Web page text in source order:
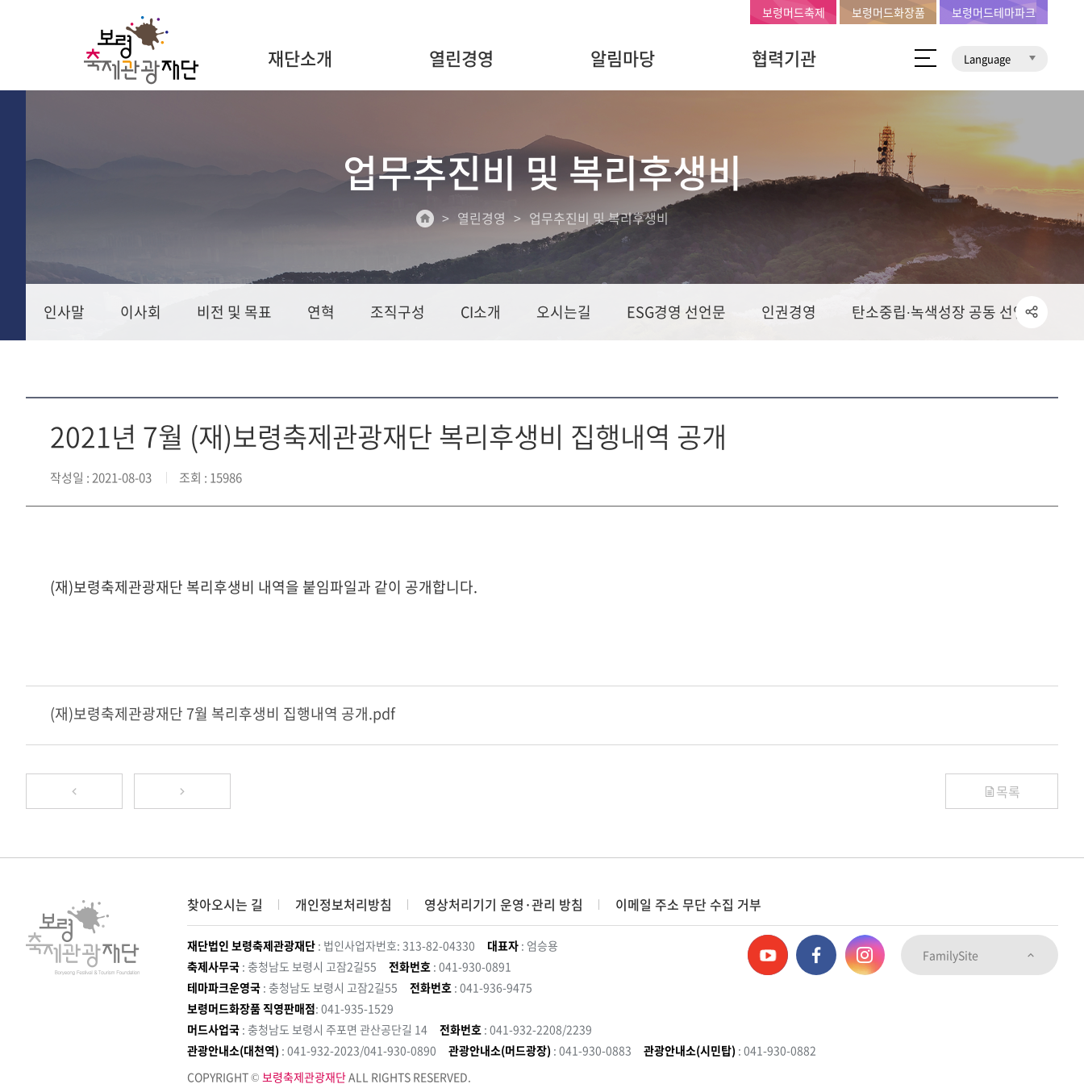
재단소개 열린경영 알림마당 협력기관 Language
보령머드축제 보령머드화장품 보령머드테마파크
업무추진비 및 복리후생비
열린경영 업무추진비 및 복리후생비
인사말 이사회 비전 및 목표 연혁 조직구성 CI소개 오시는길 ESG경영 선언문 인권경영 탄소중립∙녹색성장 공동 선언문
2021년 7월 (재)보령축제관광재단 복리후생비 집행내역 공개
작성일 : 2021-08-03 조회 : 15986
(재)보령축제관광재단 복리후생비 내역을 붙임파일과 같이 공개합니다.
(재)보령축제관광재단 7월 복리후생비 집행내역 공개.pdf
목록
찾아오시는 길 개인정보처리방침 영상처리기기 운영·관리 방침 이메일 주소 무단 수집 거부
재단법인 보령축제관광재단 : 법인사업자번호: 313-82-04330 대표자 : 엄승용
축제사무국 : 충청남도 보령시 고잠2길55 전화번호 : 041-930-0891
테마파크운영국 : 충청남도 보령시 고잠2길55 전화번호 : 041-936-9475
보령머드화장품 직영판매점: 041-935-1529
머드사업국 : 충청남도 보령시 주포면 관산공단길 14 전화번호 : 041-932-2208/2239
관광안내소(대천역) : 041-932-2023/041-930-0890 관광안내소(머드광장) : 041-930-0883 관광안내소(시민탑) : 041-930-0882
COPYRIGHT © 보령축제관광재단ALL RIGHTS RESERVED.
FamilySite